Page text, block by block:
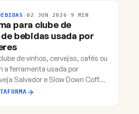
·02 JUN 2026 · 9 MIN
para clube de
bebidas usada por
de vinhos, cervejas, cafés ou
a ferramenta usada por
Salvador e Slow Down Coffee
gestão por safra e